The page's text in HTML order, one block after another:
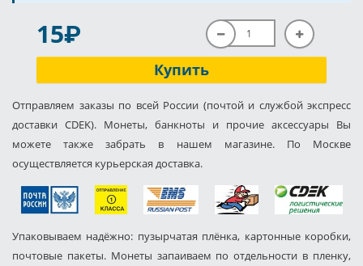
15P
Купить
Отправляем заказы по всей России (почтой и службой экспресс
доставки CDEK). Монеты, банкноты и прочие аксессуары Вы
можете также забрать в нашем магазине. По Москве
осуществляется курьерская доставка.
Упаковываем надёжно: пузырчатая плёнка, картонные коробки,
почтовые пакеты. Монеты запаиваем по отдельности в пленку,